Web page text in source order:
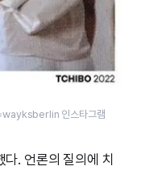
=wayksberlin 인스타그램
. 언론의 질의에 치